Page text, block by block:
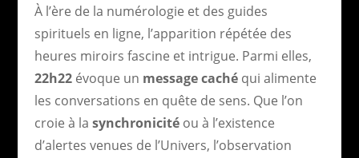
À l’ère de la numérologie et des guides
spirituels en ligne, l’apparition répétée des
heures miroirs fascine et intrigue. Parmi elles,
22h22évoque un message cachéqui alimente
les conversations en quête de sens. Que l’on
croie à la synchronicitéou à l’existence
d’alertes venues de l’Univers, l’observation